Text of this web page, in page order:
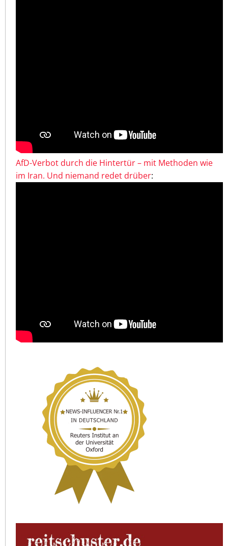
AfD-Verbot durch die Hintertür – mit Methoden wie
im Iran. Und niemand redet drüber: